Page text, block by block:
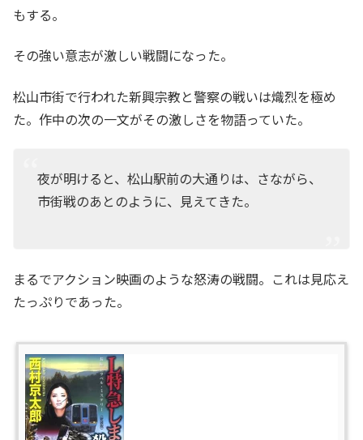
もする。
その強い意志が激しい戦闘になった。
松山市街で行われた新興宗教と警察の戦いは熾烈を極め
た。作中の次の一文がその激しさを物語っていた。
夜が明けると、松山駅前の大通りは、さながら、
市街戦のあとのように、見えてきた。
まるでアクション映画のような怒涛の戦闘。これは見応え
たっぷりであった。